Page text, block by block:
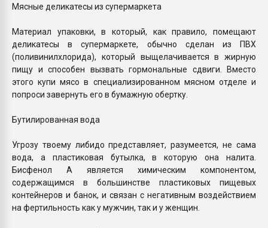
Мясные деликатесы из супермаркета
Материал упаковки, в который, как правило, помещают
деликатесы в супермаркете, обычно сделан из ПВХ
(поливинилхлорида), который выщелачивается в жирную
пищу и способен вызвать гормональные сдвиги. Вместо
этого купи мясо в специализированном мясном отделе и
попроси завернуть его в бумажную обертку.
Бутилированная вода
Угрозу твоему либидо представляет, разумеется, не сама
вода, а пластиковая бутылка, в которую она налита.
Бисфенол А является химическим компонентом,
содержащимся в большинстве пластиковых пищевых
контейнеров и банок, и связан с негативным воздействием
на фертильность как у мужчин, так и у женщин.